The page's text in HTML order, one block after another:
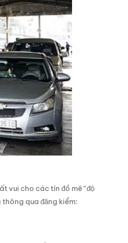
vui cho các tín đồ mê “độ
qua đăng kiểm: